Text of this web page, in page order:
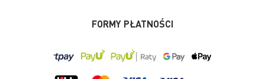
FORMY PŁATNOŚCI